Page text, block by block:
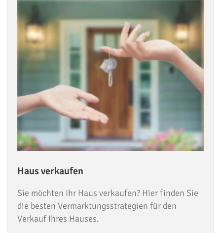
Haus verkaufen
Sie möchten Ihr Haus verkaufen? Hier finden Sie
die besten Vermarktungsstrategien für den
Verkauf Ihres Hauses.